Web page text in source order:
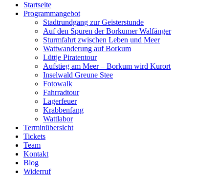
Startseite
Programmangebot
Stadtrundgang zur Geisterstunde
Auf den Spuren der Borkumer Walfänger
Sturmfahrt zwischen Leben und Meer
Wattwanderung auf Borkum
Lüttje Piratentour
Aufstieg am Meer – Borkum wird Kurort
Inselwald Greune Stee
Fotowalk
Fahrradtour
Lagerfeuer
Krabbenfang
Wattlabor
Terminübersicht
Tickets
Team
Kontakt
Blog
Widerruf